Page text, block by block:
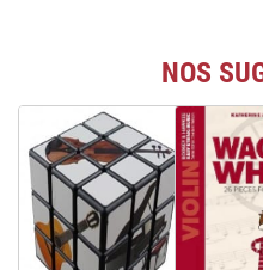
NOS